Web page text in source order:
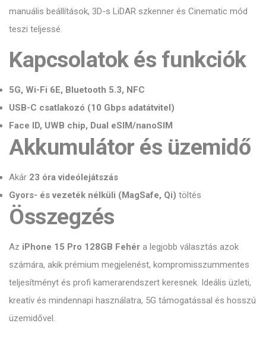
manuális beállítások, 3D-s LiDAR szkenner és Cinematic mód
teszi teljessé.
Kapcsolatok és funkciók
5G, Wi-Fi 6E, Bluetooth 5.3, NFC
USB-C csatlakozó (10 Gbps adatátvitel)
Face ID, UWB chip, Dual eSIM/nanoSIM
Akkumulátor és üzemidő
Akár 23 óra videólejátszás
Gyors- és vezeték nélküli (MagSafe, Qi) töltés
Összegzés
Az iPhone 15 Pro 128GB Fehér a legjobb választás azok
számára, akik prémium megjelenést, kompromisszummentes
teljesítményt és profi kamerarendszert keresnek. Ideális üzleti,
kreatív és mindennapi használatra, 5G támogatással és hosszú
üzemidővel.